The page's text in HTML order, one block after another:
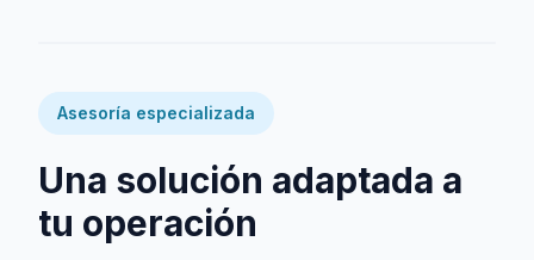
Asesoría especializada
Una solución adaptada a
tu operación